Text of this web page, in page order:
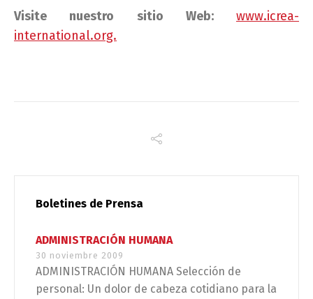
Visite nuestro sitio Web: www.icrea-
international.org.
Boletines de Prensa
ADMINISTRACIÓN HUMANA
30 noviembre 2009
ADMINISTRACIÓN HUMANA Selección de
personal: Un dolor de cabeza cotidiano para la